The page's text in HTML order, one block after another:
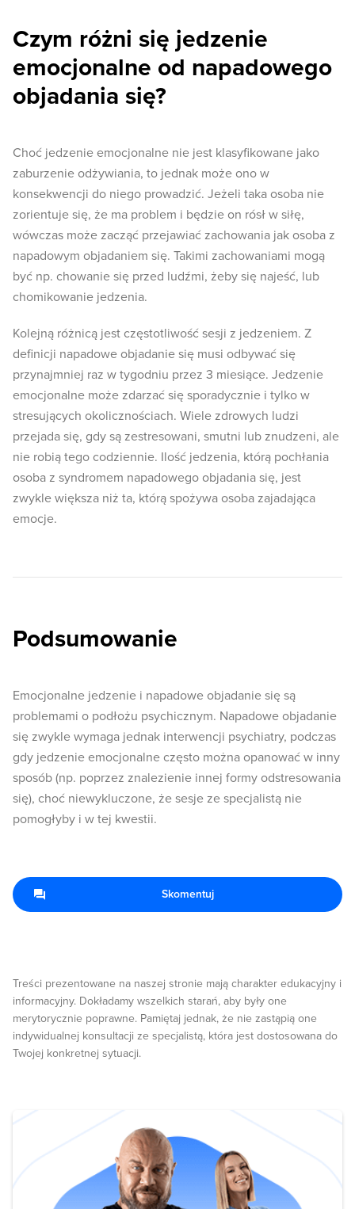
Czym różni się jedzenie
emocjonalne od napadowego
objadania się?
Choć jedzenie emocjonalne nie jest klasyfikowane jako
zaburzenie odżywiania, to jednak może ono w
konsekwencji do niego prowadzić. Jeżeli taka osoba nie
zorientuje się, że ma problem i będzie on rósł w siłę,
wówczas może zacząć przejawiać zachowania jak osoba z
napadowym objadaniem się. Takimi zachowaniami mogą
być np. chowanie się przed ludźmi, żeby się najeść, lub
chomikowanie jedzenia.
Kolejną różnicą jest częstotliwość sesji z jedzeniem. Z
definicji napadowe objadanie się musi odbywać się
przynajmniej raz w tygodniu przez 3 miesiące. Jedzenie
emocjonalne może zdarzać się sporadycznie i tylko w
stresujących okolicznościach. Wiele zdrowych ludzi
przejada się, gdy są zestresowani, smutni lub znudzeni, ale
nie robią tego codziennie. Ilość jedzenia, którą pochłania
osoba z syndromem napadowego objadania się, jest
zwykle większa niż ta, którą spożywa osoba zajadająca
emocje.
Podsumowanie
Emocjonalne jedzenie i napadowe objadanie się są
problemami o podłożu psychicznym. Napadowe objadanie
się zwykle wymaga jednak interwencji psychiatry, podczas
gdy jedzenie emocjonalne często można opanować w inny
sposób (np. poprzez znalezienie innej formy odstresowania
się), choć niewykluczone, że sesje ze specjalistą nie
pomogłyby i w tej kwestii.
Treści prezentowane na naszej stronie mają charakter edukacyjny i
informacyjny. Dokładamy wszelkich starań, aby były one
merytorycznie poprawne. Pamiętaj jednak, że nie zastąpią one
indywidualnej konsultacji ze specjalistą, która jest dostosowana do
Twojej konkretnej sytuacji.
Skomentuj